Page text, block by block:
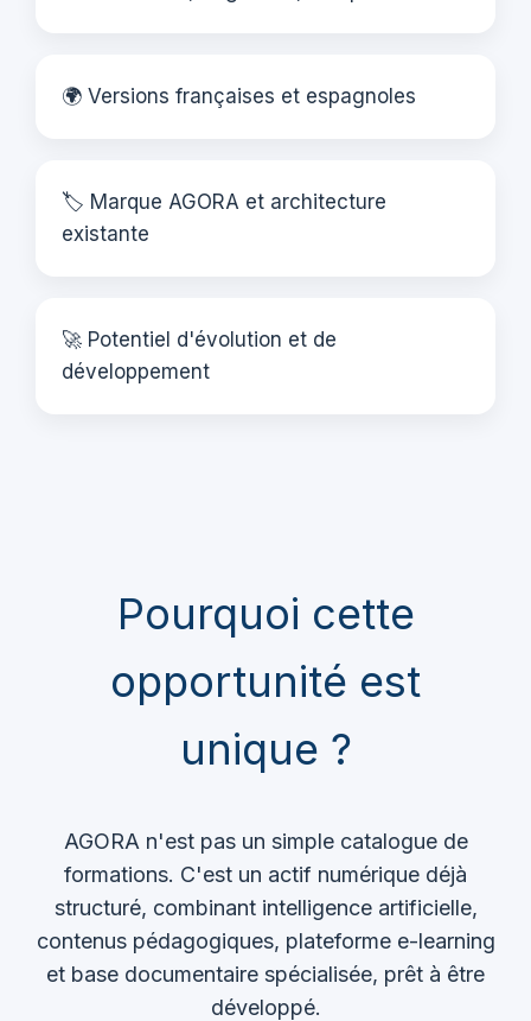
🌍 Versions françaises et espagnoles
🏷️ Marque AGORA et architecture
existante
🚀 Potentiel d'évolution et de
développement
Pourquoi cette
opportunité est
unique ?
AGORA n'est pas un simple catalogue de
formations. C'est un actif numérique déjà
structuré, combinant intelligence artificielle,
contenus pédagogiques, plateforme e-learning
et base documentaire spécialisée, prêt à être
développé.